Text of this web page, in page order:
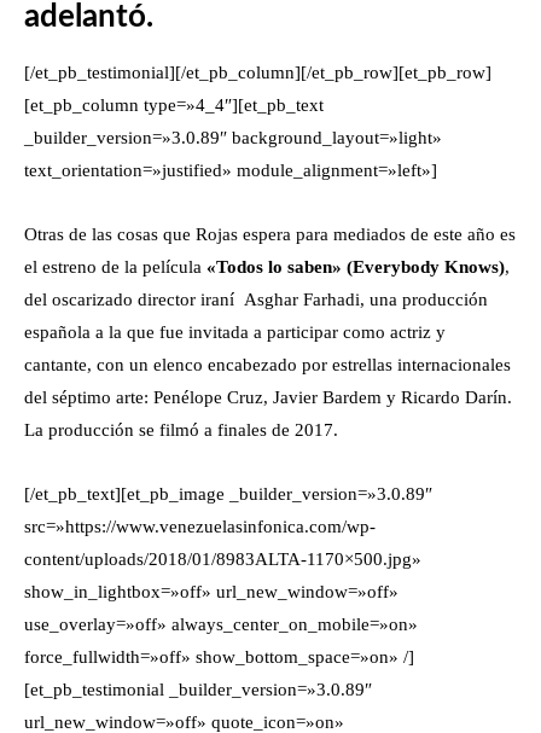
adelantó.
[/et_pb_testimonial][/et_pb_column][/et_pb_row][et_pb_row]
[et_pb_column type=»4_4″][et_pb_text
_builder_version=»3.0.89″ background_layout=»light»
text_orientation=»justified» module_alignment=»left»]
Otras de las cosas que Rojas espera para mediados de este año es
el estreno de la película «Todos lo saben» (Everybody Knows),
del oscarizado director iraní Asghar Farhadi, una producción
española a la que fue invitada a participar como actriz y
cantante, con un elenco encabezado por estrellas internacionales
del séptimo arte: Penélope Cruz, Javier Bardem y Ricardo Darín.
La producción se filmó a finales de 2017.
[/et_pb_text][et_pb_image _builder_version=»3.0.89″
src=»https://www.venezuelasinfonica.com/wp-
content/uploads/2018/01/8983ALTA-1170×500.jpg»
show_in_lightbox=»off» url_new_window=»off»
use_overlay=»off» always_center_on_mobile=»on»
force_fullwidth=»off» show_bottom_space=»on» /]
[et_pb_testimonial _builder_version=»3.0.89″
url_new_window=»off» quote_icon=»on»